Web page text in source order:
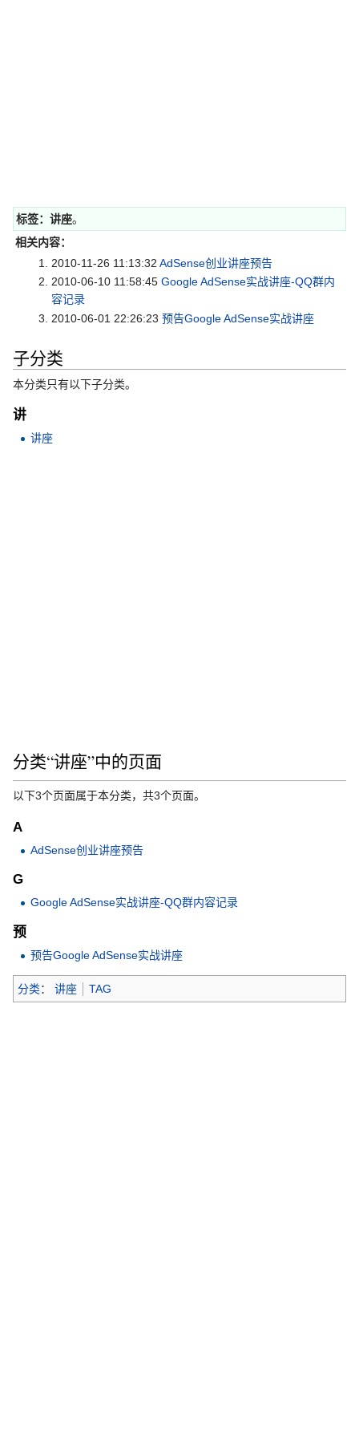
标签： 讲座。
相关内容：
2010-11-26 11:13:32 AdSense创业讲座预告
2010-06-10 11:58:45 Google AdSense实战讲座-QQ群内
容记录
2010-06-01 22:26:23 预告Google AdSense实战讲座
子分类
本分类只有以下子分类。
讲
讲座
分类“讲座”中的页面
以下3个页面属于本分类，共3个页面。
A
AdSense创业讲座预告
G
Google AdSense实战讲座-QQ群内容记录
预
预告Google AdSense实战讲座
分类： 讲座 TAG